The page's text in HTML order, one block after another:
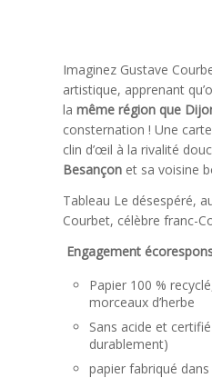
Imaginez Gustave
artistique, apprenant
lamême région que
consternation ! Une
clin d’œil à la rivalité
Besançon et sa voisine
Tableau Le désespéré,
Courbet, célèbre franc-
Engagement
Papier 100 %
morceaux d’herbe
Sans acide et
durablement)
papier fabriqué dans